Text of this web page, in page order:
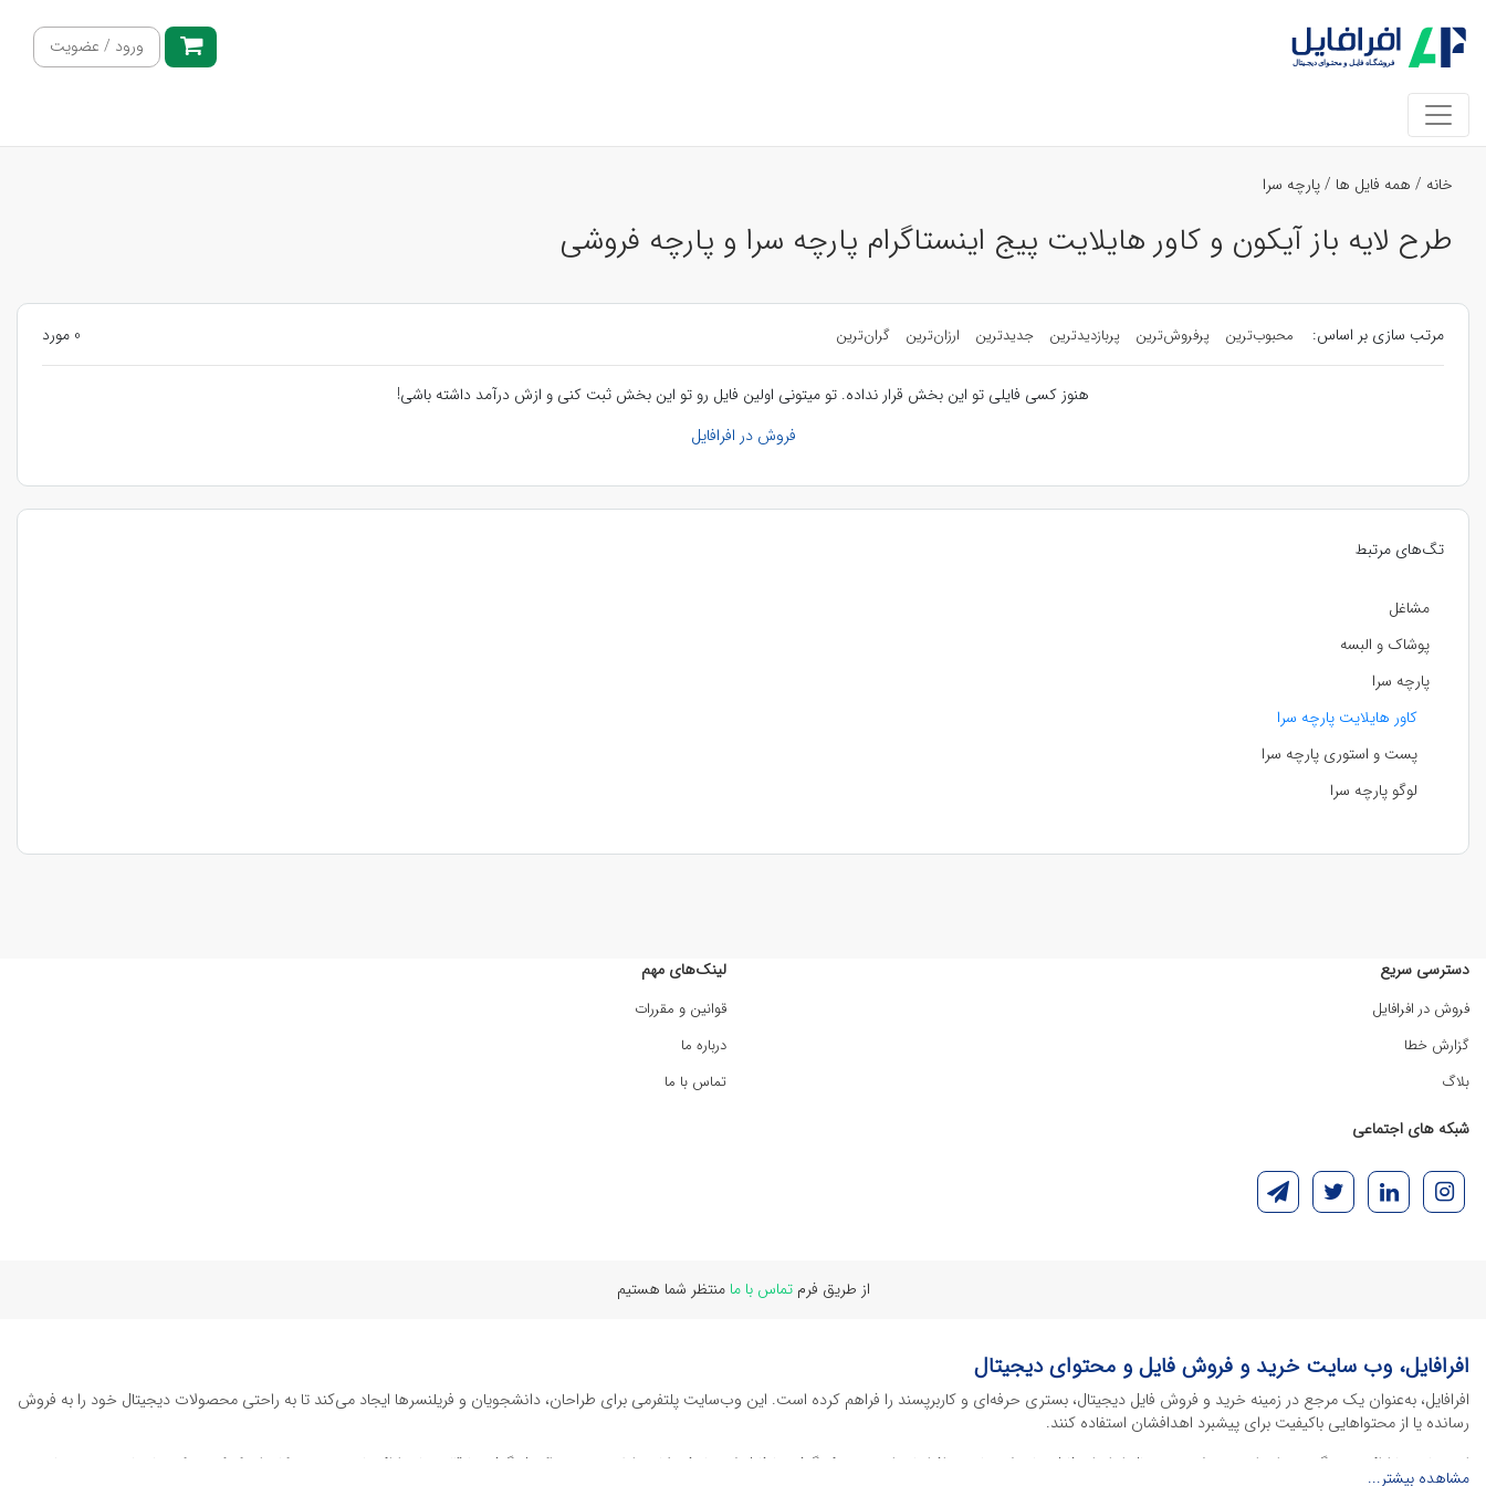
ورود / عضویت
خانه / همه فایل ها /پارچه سرا
طرح لایه باز آیکون و کاور هایلایت پیج اینستاگرام پارچه سرا و پارچه فروشی
تگ‌های مرتبط
مشاغل
پوشاک و البسه
پارچه سرا
کاور هایلایت پارچه سرا
پست و استوری پارچه سرا
لوگو پارچه سرا
مرتب سازی بر اساس: محبوب‌ترین پرفروش‌ترین پربازدیدترین جدیدترین ارزان‌ترین گران‌ترین 0 مورد
هنوز کسی فایلی تو این بخش قرار نداده. تو میتونی اولین فایل رو تو این بخش ثبت کنی و ازش درآمد داشته باشی!
فروش در افرافایل
دسترسی سریع
فروش در افرافایل
گزارش خطا
بلاگ
لینک‌های مهم
قوانین و مقررات
درباره ما
تماس با ما
شبکه های اجتماعی
از طریق فرمتماس با ما منتظر شما هستیم
افرافایل، وب سایت خرید و فروش فایل و محتوای دیجیتال
افرافایل، به‌عنوان یک مرجع در زمینه خرید و فروش فایل دیجیتال، بستری حرفه‌ای و کاربرپسند را فراهم کرده است. این وب‌سایت‌ پلتفرمی برای طراحان، دانشجویان و فریلنسرها ایجاد می‌کند تا به راحتی محصولات دیجیتال خود را به فروش
رسانده یا از محتواهایی باکیفیت برای پیشبرد اهدافشان استفاده کنند.
این سایت با ارائه تنوع گسترده‌ای از محصولات دیجیتال از انواع فایل های لایه باز نرم افراهای ادیت ویدئو گرفته تا فایل لایه باز فتوشاپ، ایلاستریتور و اکسل گرفته تا قالب‌های ارائه پاورپوینت به کاربران کمک می‌کند تا زمان و هزینه‌های
مشاهده بیشتر...